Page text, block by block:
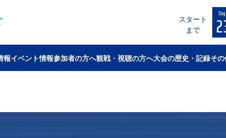
スタート
まで
報イベント情報参加者の方へ観戦・視聴の方へ大会の歴史・記録その